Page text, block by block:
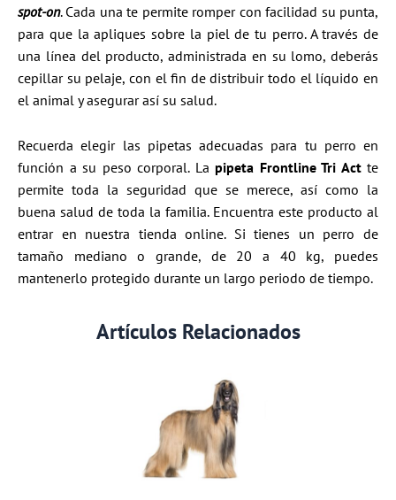
spot-on. Cada una te permite romper con facilidad su punta,
para que la apliques sobre la piel de tu perro. A través de
una línea del producto, administrada en su lomo, deberás
cepillar su pelaje, con el fin de distribuir todo el líquido en
el animal y asegurar así su salud.
Recuerda elegir las pipetas adecuadas para tu perro en
función a su peso corporal. La pipeta Frontline Tri Actte
permite toda la seguridad que se merece, así como la
buena salud de toda la familia. Encuentra este producto al
entrar en nuestra tienda online. Si tienes un perro de
tamaño mediano o grande, de 20 a 40 kg, puedes
mantenerlo protegido durante un largo periodo de tiempo.
Artículos Relacionados